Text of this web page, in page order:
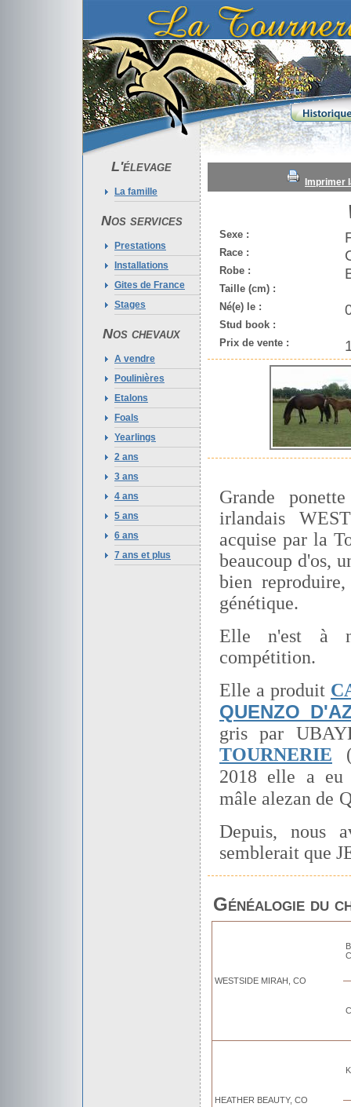
L'élevage
La famille
Nos services
Prestations
Installations
Gites de France
Stages
Nos chevaux
A vendre
Poulinières
Etalons
Foals
Yearlings
2 ans
3 ans
4 ans
5 ans
6 ans
7 ans et plus
Imprimer
Sexe :
Race :
Robe :
Taille (cm) :
Né(e) le :
Stud book :
Prix de vente :
Grande
irlandais
acquise par la
beaucoup d'os,
bien
génétique.
Elle n'est à
compétition.
Elle a produit
QUENZO
gris par
TOURNERIE
2018 elle a eu
mâle alezan de
Depuis, nous
semblerait que
Généalogie du
WESTSIDE MIRAH, CO
HEATHER BEAUTY, CO